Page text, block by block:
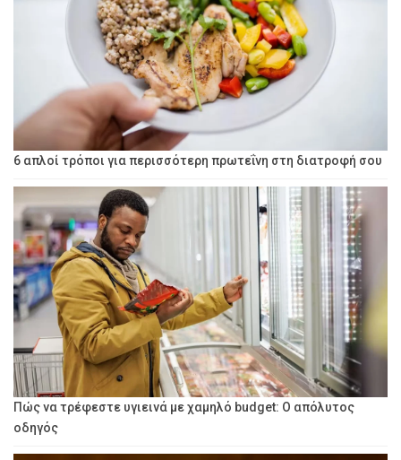
6 απλοί τρόποι για περισσότερη πρωτεΐνη στη διατροφή σου
Πώς να τρέφεστε υγιεινά με χαμηλό budget: Ο απόλυτος
οδηγός